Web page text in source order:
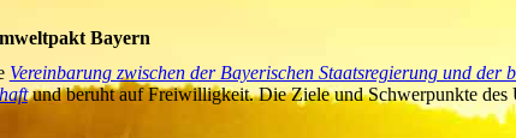
Bayern
Vereinbarung zwischen der Bayerischen Staatsregierung und der
und beruht auf Freiwilligkeit. Die Ziele und Schwerpunkte des